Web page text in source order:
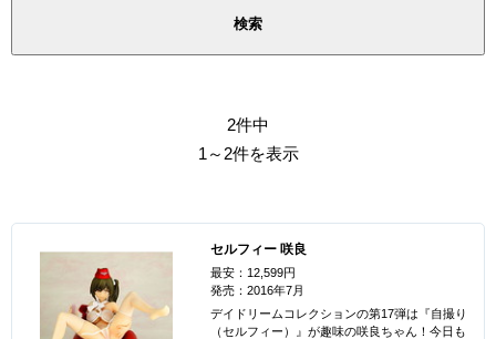
2件中
1～2件を表示
セルフィー 咲良
最安：12,599円
発売：2016年7月
デイドリームコレクションの第17弾は『自撮り
（セルフィー）』が趣味の咲良ちゃん！今日も